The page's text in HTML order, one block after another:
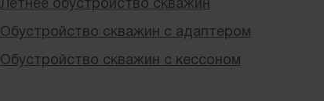
Летнее обустройство скважин
Обустройство скважин с адаптером
Обустройство скважин с кессоном